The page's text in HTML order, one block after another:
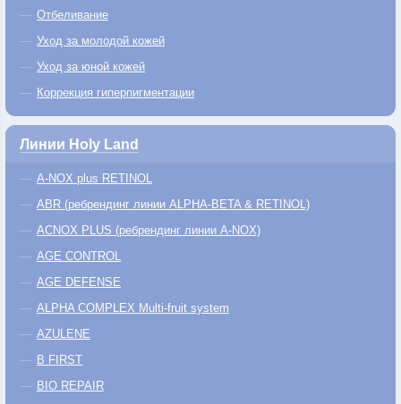
Отбеливание
Уход за молодой кожей
Уход за юной кожей
Коррекция гиперпигментации
Линии Holy Land
A-NOX plus RETINOL
ABR (ребрендинг линии ALPHA-BETA & RETINOL)
ACNOX PLUS (ребрендинг линии A-NOX)
AGE CONTROL
AGE DEFENSE
ALPHA COMPLEX Multi-fruit system
AZULENE
B FIRST
BIO REPAIR